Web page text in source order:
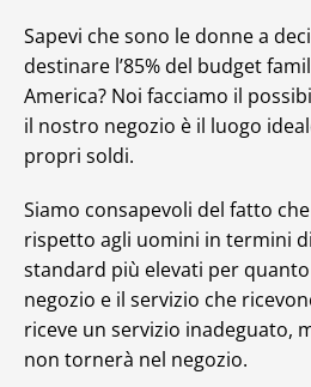
Sapevi che sono le donne a
destinare l’85% del budget
America? Noi facciamo il
il nostro negozio è il luogo
propri soldi.
Siamo consapevoli del fatto
rispetto agli uomini in termini
standard più elevati per
negozio e il servizio che
riceve un servizio inadeguato,
non tornerà nel negozio.